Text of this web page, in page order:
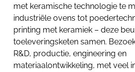
met keramische technologie te
industriële ovens tot
printing met keramiek – deze
toeleveringsketen samen.
R&D, productie, engineering en
materiaalontwikkeling, met veel